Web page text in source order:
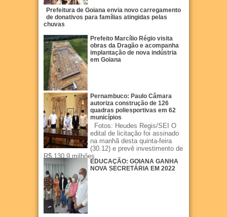
Prefeitura de Goiana envia novo carregamento
de donativos para famílias atingidas pelas
chuvas
Prefeito Marcílio Régio visita
obras da Dragão e acompanha
implantação de nova indústria
em Goiana
Pernambuco: Paulo Câmara
autoriza construção de 126
quadras poliesportivas em 62
municípios
Fotos: Heudes Regis/SEI O
edital de licitação foi assinado
na manhã desta quinta-feira
(30.12) e prevê investimento de
R$ 130,9 milhões.
EDUCAÇÃO: GOIANA GANHA
NOVA SECRETÁRIA EM 2022